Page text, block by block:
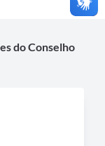
do Conselho